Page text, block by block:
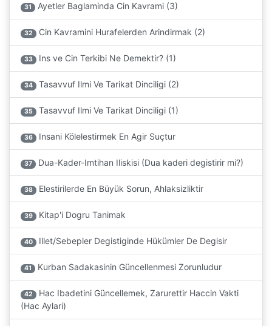
31 Ayetler Baglaminda Cin Kavrami (3)
32 Cin Kavramini Hurafelerden Arindirmak (2)
33 Ins ve Cin Terkibi Ne Demektir? (1)
34 Tasavvuf Ilmi Ve Tarikat Dinciligi (2)
35 Tasavvuf Ilmi Ve Tarikat Dinciligi (1)
36 Insani Kölelestirmek En Agir Suçtur
37 Dua-Kader-Imtihan Iliskisi (Dua kaderi degistirir mi?)
38 Elestirilerde En Büyük Sorun, Ahlaksizliktir
39 Kitap'i Dogru Tanimak
40 Illet/Sebepler Degistiginde Hükümler De Degisir
41 Kurban Sadakasinin Güncellenmesi Zorunludur
42
Hac Ibadetini Güncellemek, Zarurettir Haccin Vakti
(Hac Aylari)